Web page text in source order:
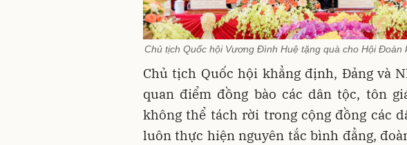
Chủ tịch Quốc hội Vương Đình Huệ tặng quà cho Hội Đoàn
Chủ tịch Quốc hội khẳng định, Đảng và
quan điểm đồng bào các dân tộc, tôn
không thể tách rời trong cộng đồng các
luôn thực hiện nguyên tắc bình đẳng,